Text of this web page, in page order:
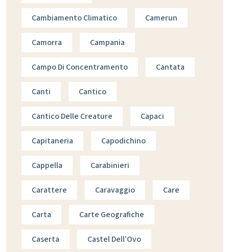
Cambiamento Climatico Camerun
Camorra Campania
Campo Di Concentramento Cantata
Canti Cantico
Cantico Delle Creature Capaci
Capitaneria Capodichino
Cappella Carabinieri
Carattere Caravaggio Care
Carta Carte Geografiche
Caserta Castel Dell'Ovo